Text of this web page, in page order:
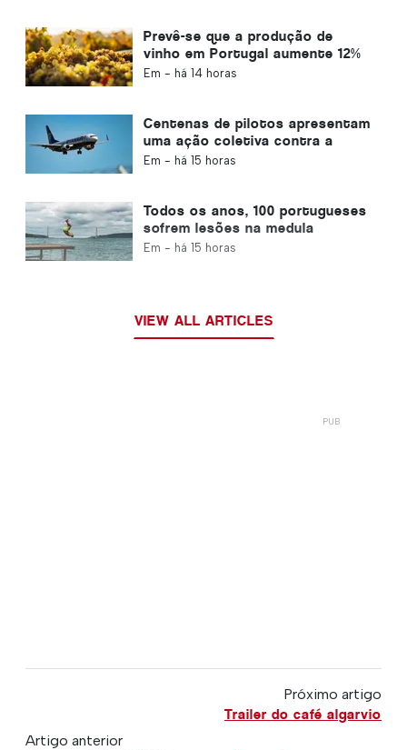
Prevê-se que a produção de
vinho em Portugal aumente 12%
nesta vindima
Em - há 14 horas
Centenas de pilotos apresentam
uma ação coletiva contra a
Ryanair
Em - há 15 horas
Todos os anos, 100 portugueses
sofrem lesões na medula
espinhal devido a acidentes de
Em - há 15 horas
VIEW ALL ARTICLES
Próximo artigo
Trailer do café algarvio
Artigo anterior